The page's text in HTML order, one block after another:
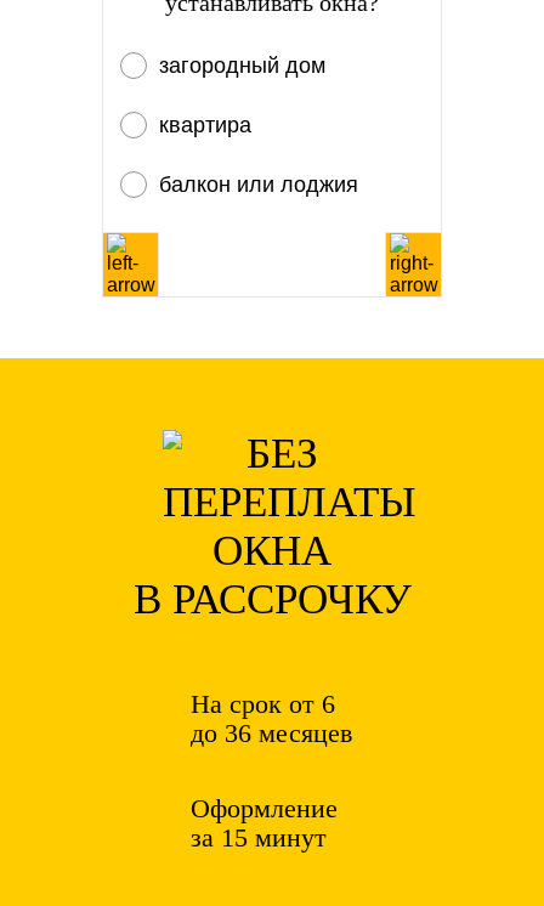
загородный дом
квартира
балкон или лоджия
ОКНА
В РАССРОЧКУ
На срок от 6
до 36 месяцев
Оформление
за 15 минут